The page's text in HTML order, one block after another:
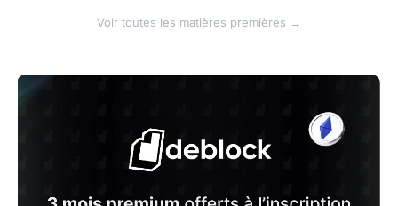
Voir toutes les matières premières →